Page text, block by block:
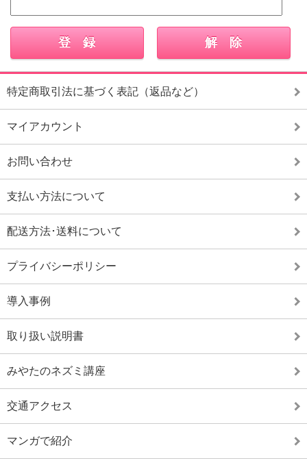
特定商取引法に基づく表記（返品など）
マイアカウント
お問い合わせ
支払い方法について
配送方法･送料について
プライバシーポリシー
導入事例
取り扱い説明書
みやたのネズミ講座
交通アクセス
マンガで紹介